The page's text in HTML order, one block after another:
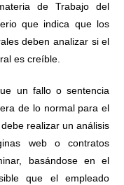
de Trabajo del
que indica que los
deben analizar si el
es creíble.
un fallo o sentencia
de lo normal para el
realizar un análisis
web o contratos
basándose en el
que el empleado